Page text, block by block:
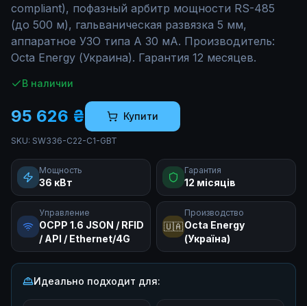
compliant), пофазный арбитр мощности RS-485
(до 500 м), гальваническая развязка 5 мм,
аппаратное УЗО типа A 30 мА. Производитель:
Octa Energy (Украина). Гарантия 12 месяцев.
В наличии
95 626 ₴ Купити
SKU: SW336-C22-C1-GBT
Мощность
36 кВт
Гарантия
12 місяців
Управление
OCPP 1.6 JSON / RFID
/ API / Ethernet/4G
🇺🇦
Производство
Octa Energy
(Україна)
Идеально подходит для: